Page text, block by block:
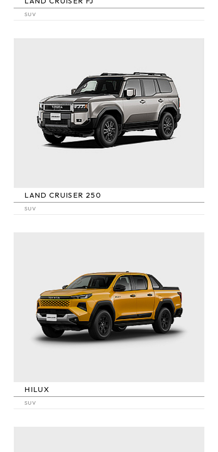
SUV
LAND CRUISER 250
SUV
HILUX
SUV